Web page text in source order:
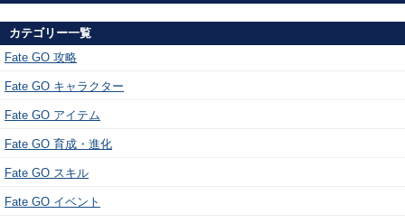
カテゴリー一覧
Fate GO 攻略
Fate GO キャラクター
Fate GO アイテム
Fate GO 育成・進化
Fate GO スキル
Fate GO イベント